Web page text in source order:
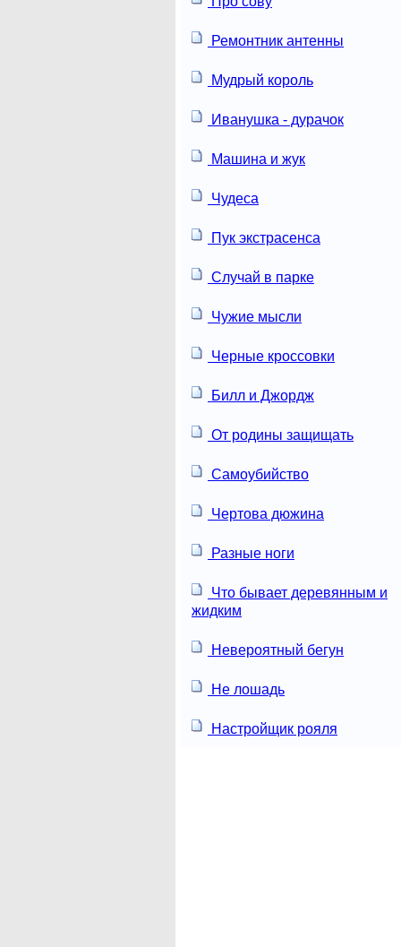
Ремонтник антенны
Мудрый король
Иванушка - дурачок
Машина и жук
Чудеса
Пук экстрасенса
Случай в парке
Чужие мысли
Черные кроссовки
Билл и Джордж
От родины защищать
Самоубийство
Чертова дюжина
Разные ноги
Что бывает деревянным и
жидким
Невероятный бегун
Не лошадь
Настройщик рояля